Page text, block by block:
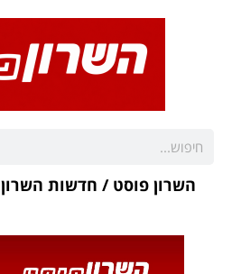
השרון פוסט / חדשות השרון